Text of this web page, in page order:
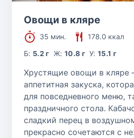
Овощи в кляре
35 мин.
178.0 ккал
Б: 5.2 г Ж: 10.8 г У:15.1 г
Хрустящие овощи в кляре
аппетитная закуска,
для повседневного меню,
праздничного стола.
сладкий перец в
прекрасно сочетаются с